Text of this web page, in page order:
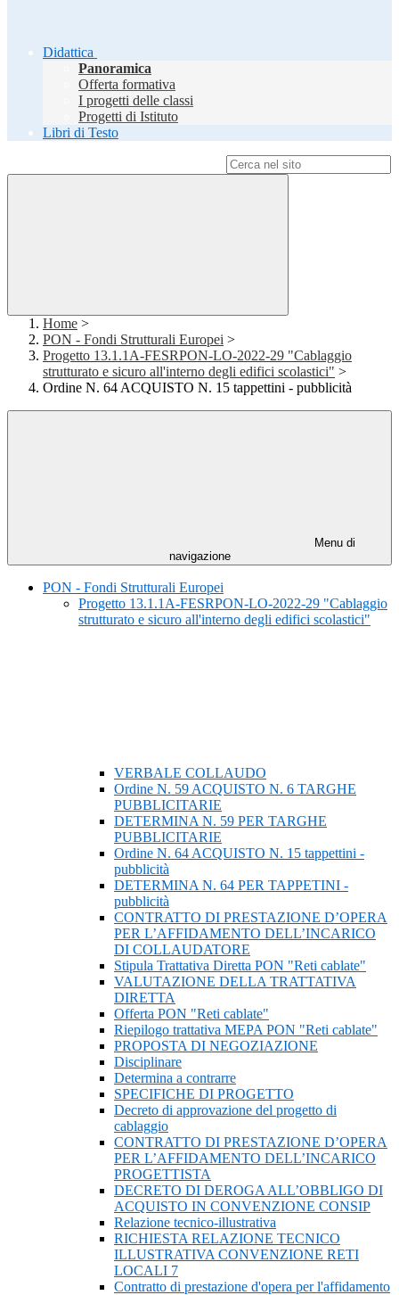
Didattica
Panoramica
Offerta formativa
I progetti delle classi
Progetti di Istituto
Libri di Testo
Home >
PON - Fondi Strutturali Europei >
Progetto 13.1.1A-FESRPON-LO-2022-29 "Cablaggio
strutturato e sicuro all'interno degli edifici scolastici" >
Ordine N. 64 ACQUISTO N. 15 tappettini - pubblicità
Menu di
navigazione
PON - Fondi Strutturali Europei
Progetto 13.1.1A-FESRPON-LO-2022-29 "Cablaggio
strutturato e sicuro all'interno degli edifici scolastici"
VERBALE COLLAUDO
Ordine N. 59 ACQUISTO N. 6 TARGHE
PUBBLICITARIE
DETERMINA N. 59 PER TARGHE
PUBBLICITARIE
Ordine N. 64 ACQUISTO N. 15 tappettini -
pubblicità
DETERMINA N. 64 PER TAPPETINI -
pubblicità
CONTRATTO DI PRESTAZIONE D’OPERA
PER L’AFFIDAMENTO DELL’INCARICO
DI COLLAUDATORE
Stipula Trattativa Diretta PON "Reti cablate"
VALUTAZIONE DELLA TRATTATIVA
DIRETTA
Offerta PON "Reti cablate"
Riepilogo trattativa MEPA PON "Reti cablate"
PROPOSTA DI NEGOZIAZIONE
Disciplinare
Determina a contrarre
SPECIFICHE DI PROGETTO
Decreto di approvazione del progetto di
cablaggio
CONTRATTO DI PRESTAZIONE D’OPERA
PER L’AFFIDAMENTO DELL’INCARICO
PROGETTISTA
DECRETO DI DEROGA ALL’OBBLIGO DI
ACQUISTO IN CONVENZIONE CONSIP
Relazione tecnico-illustrativa
RICHIESTA RELAZIONE TECNICO
ILLUSTRATIVA CONVENZIONE RETI
LOCALI 7
Contratto di prestazione d'opera per l'affidamento